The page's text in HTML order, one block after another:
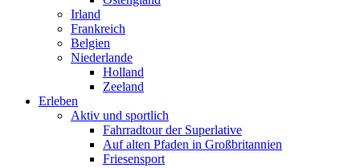
Irland
Frankreich
Belgien
Niederlande
Holland
Zeeland
Erleben
Aktiv und sportlich
Fahrradtour der Superlative
Auf alten Pfaden in Großbritannien
Friesensport